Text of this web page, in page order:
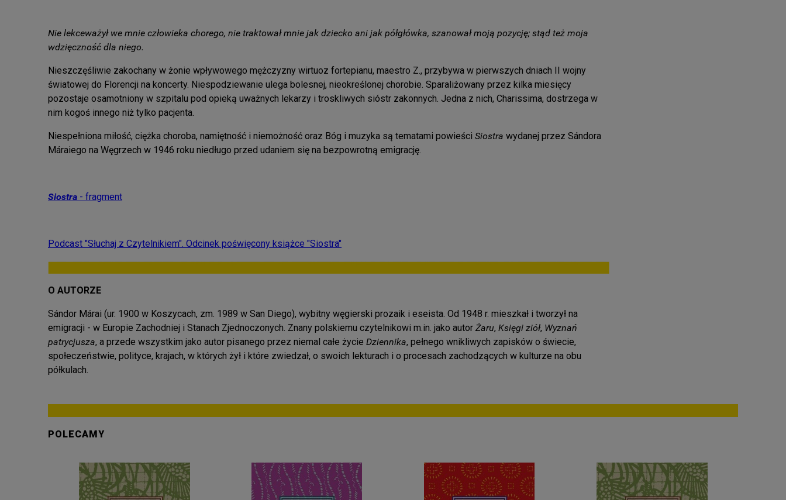
Nie lekceważył we mnie człowieka chorego, nie traktował mnie jak dziecko ani jak półgłówka, szanował moją pozycję; stąd też moja
wdzięczność dla niego.
Nieszczęśliwie zakochany w żonie wpływowego mężczyzny wirtuoz fortepianu, maestro Z., przybywa w pierwszych dniach II wojny
światowej do Florencji na koncerty. Niespodziewanie ulega bolesnej, nieokreślonej chorobie. Sparaliżowany przez kilka miesięcy
pozostaje osamotniony w szpitalu pod opieką uważnych lekarzy i troskliwych sióstr zakonnych. Jedna z nich, Charissima, dostrzega w
nim kogoś innego niż tylko pacjenta.
Niespełniona miłość, ciężka choroba, namiętność i niemożność oraz Bóg i muzyka są tematami powieści Siostra wydanej przez Sándora
Máraiego na Węgrzech w 1946 roku niedługo przed udaniem się na bezpowrotną emigrację.
Siostra - fragment
Podcast "Słuchaj z Czytelnikiem". Odcinek poświęcony książce "Siostra"
O AUTORZE
Sándor Márai (ur. 1900 w Koszycach, zm. 1989 w San Diego), wybitny węgierski prozaik i eseista. Od 1948 r. mieszkał i tworzył na
emigracji - w Europie Zachodniej i Stanach Zjednoczonych. Znany polskiemu czytelnikowi m.in. jako autor Żaru, Księgi ziół, Wyznań
patrycjusza, a przede wszystkim jako autor pisanego przez niemal całe życie Dziennika, pełnego wnikliwych zapisków o świecie,
społeczeństwie, polityce, krajach, w których żył i które zwiedzał, o swoich lekturach i o procesach zachodzących w kulturze na obu
półkulach.
POLECAMY